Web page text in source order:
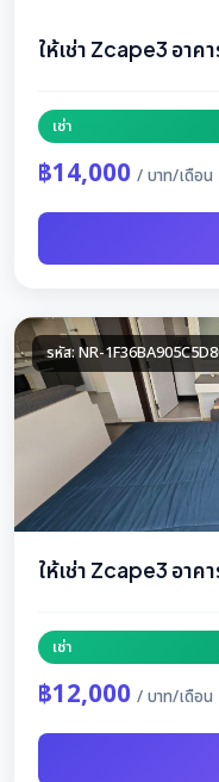
ให้เช่า Zcape3 อา
เช่า
฿14,000 / บาท/เดือน
รหัส: NR-
ให้เช่า Zcape3 อา
เช่า
฿12,000 / บาท/เดือน